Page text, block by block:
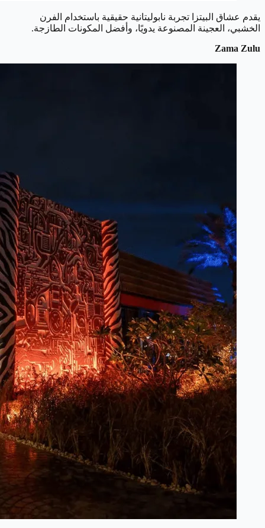
يقدم عشاق البيتزا تجربة نابوليتانية حقيقية باستخدام الفرن
الخشبي، العجينة المصنوعة يدويًا، وأفضل المكونات الطازجة.
Zama Zulu